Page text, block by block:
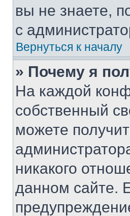
вы не знаете,
с
Вернуться к началу
» Почему я
На каждой
собственный
можете
никакого
данном сайте.